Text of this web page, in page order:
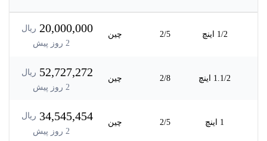
1/2 اینچ 2/5 چین 20,000,000 ریال
2 روز پیش
1.1/2 اینچ 2/8 چین 52,727,272 ریال
2 روز پیش
1 اینچ 2/5 چین 34,545,454 ریال
2 روز پیش